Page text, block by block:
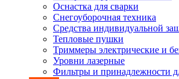
Оснастка для сварки
Снегоуборочная техника
Средства индивидуальной
Тепловые пушки
Триммеры электрические и
Уровни лазерные
Фильтры и принадлежности